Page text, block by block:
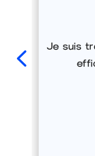
Je suis